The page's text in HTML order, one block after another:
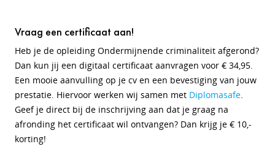
Vraag een certificaat aan!
Heb je de opleiding Ondermijnende criminaliteit afgerond?
Dan kun jij een digitaal certificaat aanvragen voor € 34,95.
Een mooie aanvulling op je cv en een bevestiging van jouw
prestatie. Hiervoor werken wij samen met Diplomasafe.
Geef je direct bij de inschrijving aan dat je graag na
afronding het certificaat wil ontvangen? Dan krijg je € 10,-
korting!